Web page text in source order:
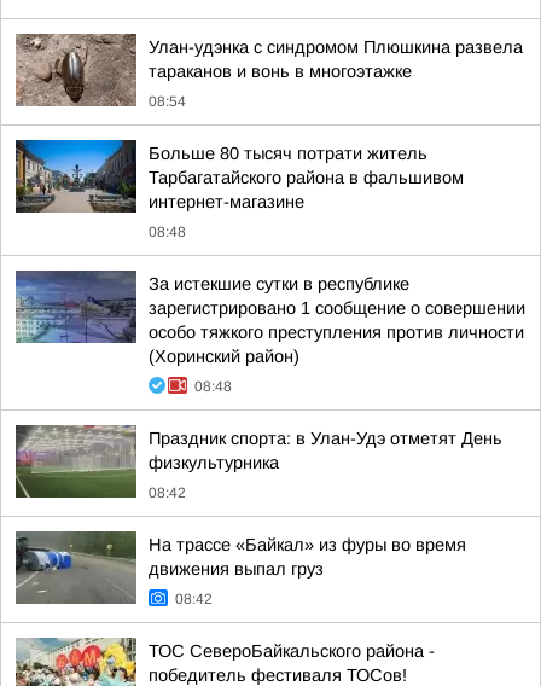
Улан-удэнка с синдромом Плюшкина развела
тараканов и вонь в многоэтажке
08:54
Больше 80 тысяч потрати житель
Тарбагатайского района в фальшивом
интернет-магазине
08:48
За истекшие сутки в республике
зарегистрировано 1 сообщение о совершении
особо тяжкого преступления против личности
(Хоринский район)
08:48
Праздник спорта: в Улан-Удэ отметят День
физкультурника
08:42
На трассе «Байкал» из фуры во время
движения выпал груз
08:42
ТОС СевероБайкальского района -
победитель фестиваля ТОСов!